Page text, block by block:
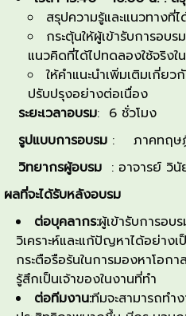
สรุปความรู้และแนวทางที่
กระตุ้นให้ผู้เข้ารับการอบ
แนวคิดที่ได้ไปทดลองใช้จริงใ
ให้คำแนะนำเพิ่มเติมเกี่ย
ปรับปรุงอย่างต่อเนื่อง
ระยะเวลาอบรม: 6 ชั่วโมง
รูปแบบการอบรม: ภาคทฤษฎี
วิทยากรผู้อบรม: อาจารย์ วินั
ผลที่จะได้รับหลังอบรม
ต่อบุคลากร:ผู้เข้ารับการอบ
วิเคราะห์และแก้ปัญหาได้อย่าง
กระตือรือร้นในการมองหาโอก
รู้สึกเป็นเจ้าของในงานที่ทำ
ต่อทีมงาน:ทีมจะสามารถทำ